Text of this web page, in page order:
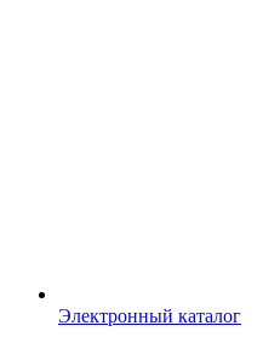
Электронный каталог